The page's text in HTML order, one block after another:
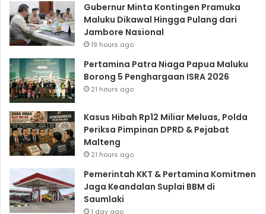
Gubernur Minta Kontingen Pramuka
Maluku Dikawal Hingga Pulang dari
Jambore Nasional
19 hours ago
Pertamina Patra Niaga Papua Maluku
Borong 5 Penghargaan ISRA 2026
21 hours ago
Kasus Hibah Rp12 Miliar Meluas, Polda
Periksa Pimpinan DPRD & Pejabat
Malteng
21 hours ago
Pemerintah KKT & Pertamina Komitmen
Jaga Keandalan Suplai BBM di
Saumlaki
1 day ago